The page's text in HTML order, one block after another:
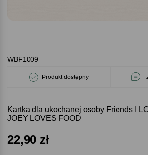
WBF1009
Produkt dostępny
Kartka dla ukochanej osoby Friends I
JOEY LOVES FOOD
22,90 zł